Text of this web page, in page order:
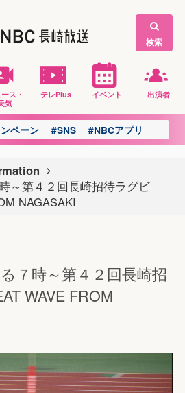
検索
ス・
気
テレPlus イベント 出演者
ペーン #SNS #NBCアプリ
～第４２回長崎招待ラグビ
NAGASAKI
７時～第４２回長崎招
WAVE FROM